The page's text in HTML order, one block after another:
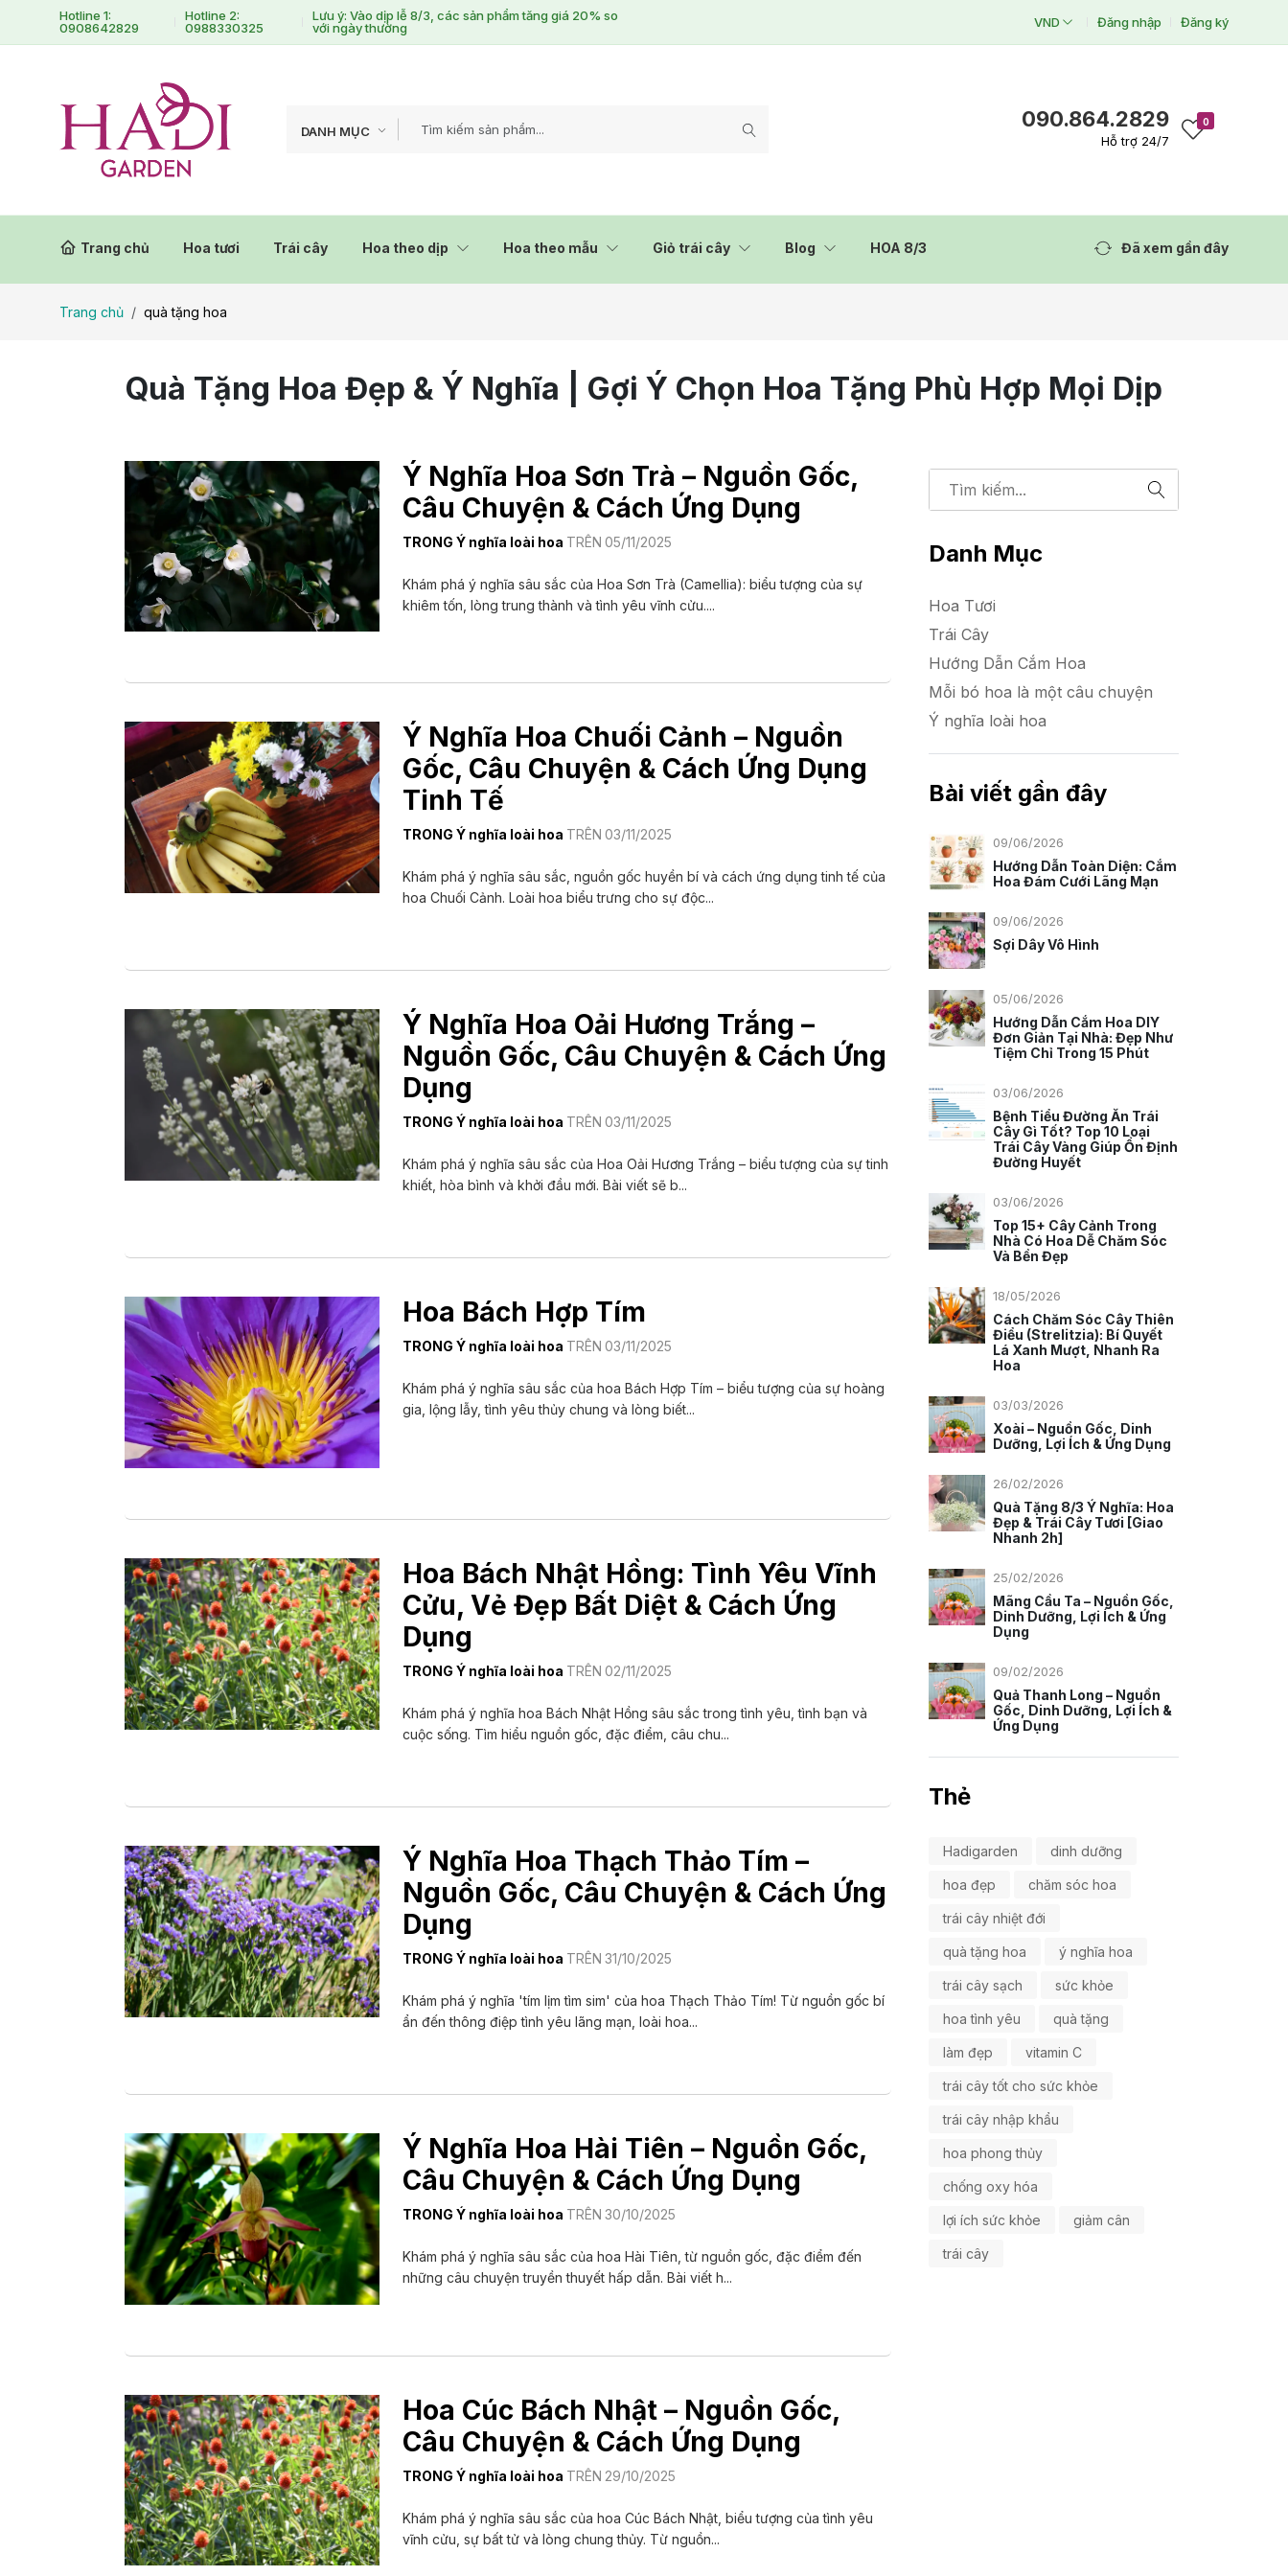
Hotline 1:
0908642829
Hotline 2:
0988330325
Lưu ý: Vào dịp lễ 8/3, các sản phẩm tăng giá 20% so
với ngày thường
VND Đăng nhập Đăng ký
DANH MỤC 090.864.2829
Hỗ trợ 24/7
0
Trang chủ Hoa tươi Trái cây Hoa theo dịp Hoa theo mẫu Giỏ trái cây Blog HOA 8/3 Đã xem gần đây
Trang chủ quà tặng hoa
Quà Tặng Hoa Đẹp & Ý Nghĩa | Gợi Ý Chọn Hoa Tặng Phù Hợp Mọi Dịp
Ý Nghĩa Hoa Sơn Trà – Nguồn Gốc,
Câu Chuyện & Cách Ứng Dụng
TRONG Ý nghĩa loài hoa TRÊN 05/11/2025
Khám phá ý nghĩa sâu sắc của Hoa Sơn Trà (Camellia): biểu tượng của sự
khiêm tốn, lòng trung thành và tình yêu vĩnh cửu....
Ý Nghĩa Hoa Chuối Cảnh – Nguồn
Gốc, Câu Chuyện & Cách Ứng Dụng
Tinh Tế
TRONG Ý nghĩa loài hoa TRÊN 03/11/2025
Khám phá ý nghĩa sâu sắc, nguồn gốc huyền bí và cách ứng dụng tinh tế của
hoa Chuối Cảnh. Loài hoa biểu trưng cho sự độc...
Ý Nghĩa Hoa Oải Hương Trắng –
Nguồn Gốc, Câu Chuyện & Cách Ứng
Dụng
TRONG Ý nghĩa loài hoa TRÊN 03/11/2025
Khám phá ý nghĩa sâu sắc của Hoa Oải Hương Trắng – biểu tượng của sự tinh
khiết, hòa bình và khởi đầu mới. Bài viết sẽ b...
Hoa Bách Hợp Tím
TRONG Ý nghĩa loài hoa TRÊN 03/11/2025
Khám phá ý nghĩa sâu sắc của hoa Bách Hợp Tím – biểu tượng của sự hoàng
gia, lộng lẫy, tình yêu thủy chung và lòng biết...
Hoa Bách Nhật Hồng: Tình Yêu Vĩnh
Cửu, Vẻ Đẹp Bất Diệt & Cách Ứng
Dụng
TRONG Ý nghĩa loài hoa TRÊN 02/11/2025
Khám phá ý nghĩa hoa Bách Nhật Hồng sâu sắc trong tình yêu, tình bạn và
cuộc sống. Tìm hiểu nguồn gốc, đặc điểm, câu chu...
Ý Nghĩa Hoa Thạch Thảo Tím –
Nguồn Gốc, Câu Chuyện & Cách Ứng
Dụng
TRONG Ý nghĩa loài hoa TRÊN 31/10/2025
Khám phá ý nghĩa 'tím lịm tìm sim' của hoa Thạch Thảo Tím! Từ nguồn gốc bí
ẩn đến thông điệp tình yêu lãng mạn, loài hoa...
Ý Nghĩa Hoa Hài Tiên – Nguồn Gốc,
Câu Chuyện & Cách Ứng Dụng
TRONG Ý nghĩa loài hoa TRÊN 30/10/2025
Khám phá ý nghĩa sâu sắc của hoa Hài Tiên, từ nguồn gốc, đặc điểm đến
những câu chuyện truyền thuyết hấp dẫn. Bài viết h...
Hoa Cúc Bách Nhật – Nguồn Gốc,
Câu Chuyện & Cách Ứng Dụng
TRONG Ý nghĩa loài hoa TRÊN 29/10/2025
Khám phá ý nghĩa sâu sắc của hoa Cúc Bách Nhật, biểu tượng của tình yêu
vĩnh cửu, sự bất tử và lòng chung thủy. Từ nguồn...
Danh Mục
Hoa Tươi
Trái Cây
Hướng Dẫn Cắm Hoa
Mỗi bó hoa là một câu chuyện
Ý nghĩa loài hoa
Bài viết gần đây
09/06/2026
Hướng Dẫn Toàn Diện: Cắm
Hoa Đám Cưới Lãng Mạn
09/06/2026
Sợi Dây Vô Hình
05/06/2026
Hướng Dẫn Cắm Hoa DIY
Đơn Giản Tại Nhà: Đẹp Như
Tiệm Chỉ Trong 15 Phút
03/06/2026
Bệnh Tiểu Đường Ăn Trái
Cây Gì Tốt? Top 10 Loại
Trái Cây Vàng Giúp Ổn Định
Đường Huyết
03/06/2026
Top 15+ Cây Cảnh Trong
Nhà Có Hoa Dễ Chăm Sóc
Và Bền Đẹp
18/05/2026
Cách Chăm Sóc Cây Thiên
Điểu (Strelitzia): Bí Quyết
Lá Xanh Mượt, Nhanh Ra
Hoa
03/03/2026
Xoài – Nguồn Gốc, Dinh
Dưỡng, Lợi Ích & Ứng Dụng
26/02/2026
Quà Tặng 8/3 Ý Nghĩa: Hoa
Đẹp & Trái Cây Tươi [Giao
Nhanh 2h]
25/02/2026
Mãng Cầu Ta – Nguồn Gốc,
Dinh Dưỡng, Lợi Ích & Ứng
Dụng
09/02/2026
Quả Thanh Long – Nguồn
Gốc, Dinh Dưỡng, Lợi Ích &
Ứng Dụng
Thẻ
Hadigarden dinh dưỡng
hoa đẹp chăm sóc hoa
trái cây nhiệt đới
quà tặng hoa ý nghĩa hoa
trái cây sạch sức khỏe
hoa tình yêu quà tặng
làm đẹp vitamin C
trái cây tốt cho sức khỏe
trái cây nhập khẩu
hoa phong thủy
chống oxy hóa
lợi ích sức khỏe giảm cân
trái cây